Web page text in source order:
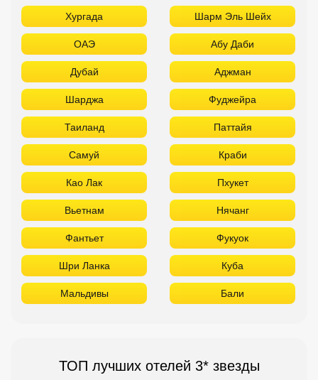
Хургада Шарм Эль Шейх
ОАЭ Абу Даби
Дубай Аджман
Шарджа Фуджейра
Таиланд Паттайя
Самуй Краби
Као Лак Пхукет
Вьетнам Нячанг
Фантьет Фукуок
Шри Ланка Куба
Мальдивы Бали
ТОП лучших отелей 3* звезды